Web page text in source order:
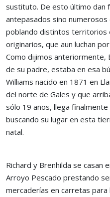
sustituto. De esto último dan
antepasados sino
poblando distintos territorios
originarios, que aun luchan
Como dijimos anteriormente,
de su padre, estaba en esa
Williams nacido en 1871 en
del norte de Gales y que
sólo 19 años, llega
buscando su lugar en esta
natal.
Richard y Brenhilda se casan
Arroyo Pescado prestando
mercaderías en carretas para